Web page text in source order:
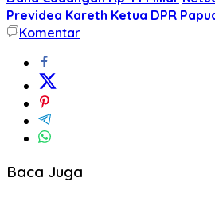
Previdea Kareth Ketua DPR
Komentar
Baca Juga